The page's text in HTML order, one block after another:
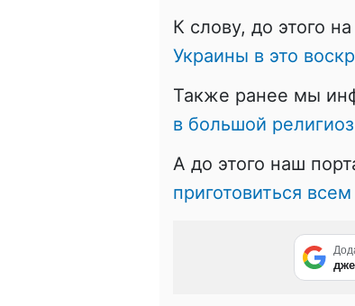
К слову, до этого
Украины в это
Также ранее мы
в большой
А до этого наш
приготовиться